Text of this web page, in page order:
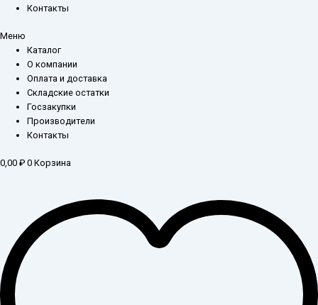
Контакты
Меню
Каталог
О компании
Оплата и доставка
Складские остатки
Госзакупки
Производители
Контакты
0,00 ₽ 0 Корзина